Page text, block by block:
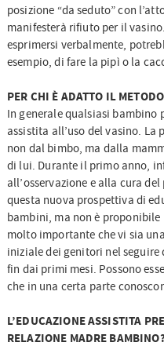
posizione “da seduto” con
manifesterà rifiuto per il
esprimersi verbalmente,
esempio, di fare la pipì o la
PER CHI È ADATTO IL
In generale qualsiasi bambino
assistita all’uso del vasino.
non dal bimbo, ma dalla
di lui. Durante il primo anno,
all’osservazione e alla cura
questa nuova prospettiva di
bambini, ma non è
molto importante che vi sia
iniziale dei genitori nel
fin dai primi mesi. Possono
che in una certa parte
L’EDUCAZIONE ASSISTITA
RELAZIONE MADRE